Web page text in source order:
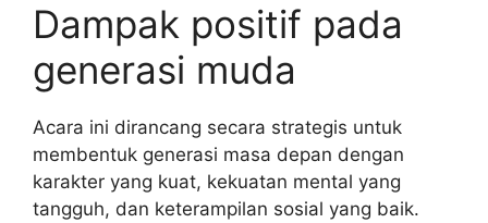
Dampak positif pada
generasi muda
Acara ini dirancang secara strategis untuk
membentuk generasi masa depan dengan
karakter yang kuat, kekuatan mental yang
tangguh, dan keterampilan sosial yang baik.